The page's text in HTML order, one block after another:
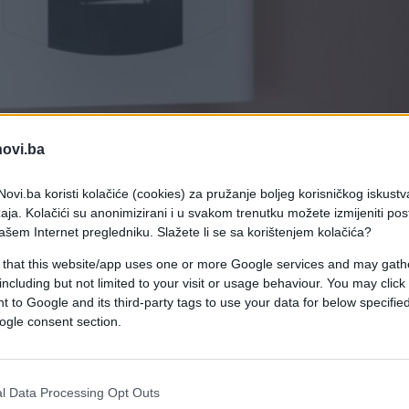
koristi kolačiće (cookies) za pružanje boljeg korisničkog
Kolačići su anonimizirani i u svakom trenutku možete izmijeniti
Internet pregledniku. Slažete li se sa korištenjem kolačića?
that this website/app uses one or more Google services and may
but not limited to your visit or usage behaviour. You may
to Google and its third-party tags to use your data for below
consent section.
Data Processing Opt Outs
god da idemo, čak i na grijanju.
za grijanje utiče i položaj termostata, koji može
potrebe. Naime, energetski stručnjaci su otkrili
bi vaš sistem grijanja bio najefikasniji, što